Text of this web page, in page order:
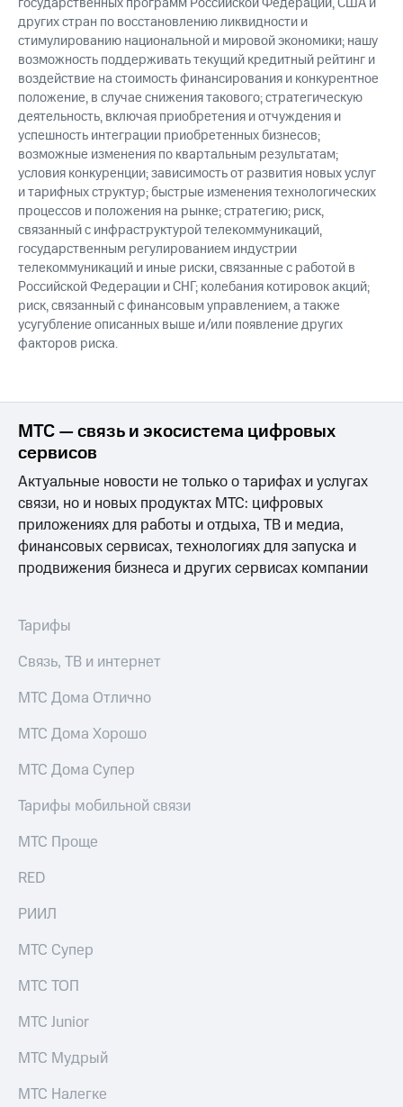
других стран по восстановлению ликвидности и
стимулированию национальной и мировой экономики; нашу
возможность поддерживать текущий кредитный рейтинг и
воздействие на стоимость финансирования и конкурентное
положение, в случае снижения такового; стратегическую
деятельность, включая приобретения и отчуждения и
успешность интеграции приобретенных бизнесов;
возможные изменения по квартальным результатам;
условия конкуренции; зависимость от развития новых услуг
и тарифных структур; быстрые изменения технологических
процессов и положения на рынке; стратегию; риск,
связанный с инфраструктурой телекоммуникаций,
государственным регулированием индустрии
телекоммуникаций и иные риски, связанные с работой в
Российской Федерации и СНГ; колебания котировок акций;
риск, связанный с финансовым управлением, а также
усугубление описанных выше и/или появление других
факторов риска.
МТС — связь и экосистема цифровых
сервисов
Актуальные новости не только о тарифах и услугах
связи, но и новых продуктах МТС: цифровых
приложениях для работы и отдыха, ТВ и медиа,
финансовых сервисах, технологиях для запуска и
продвижения бизнеса и других сервисах компании
Тарифы
Связь, ТВ и интернет
МТС Дома Отлично
МТС Дома Хорошо
МТС Дома Супер
Тарифы мобильной связи
МТС Проще
RED
РИИЛ
МТС Супер
МТС ТОП
МТС Junior
МТС Мудрый
МТС Налегке